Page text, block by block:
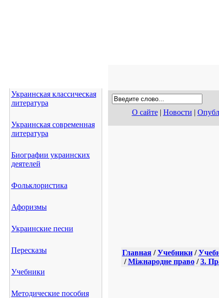
Украинская классическая
литература
Украинская современная
литература
Биографии украинских
деятелей
Фольклористика
Афоризмы
Украинские песни
Пересказы
Учебники
Методические пособия
О сайте| Новости |
Главная/Учебники/
/Міжнародне право/3.